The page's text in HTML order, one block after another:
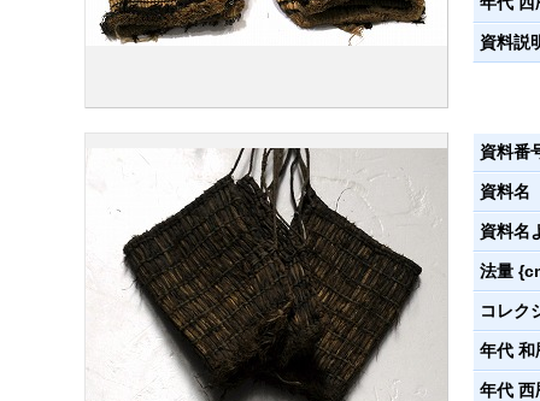
資料説
資料番
資料名
資料名
法量
コレク
年代 和
年代 西